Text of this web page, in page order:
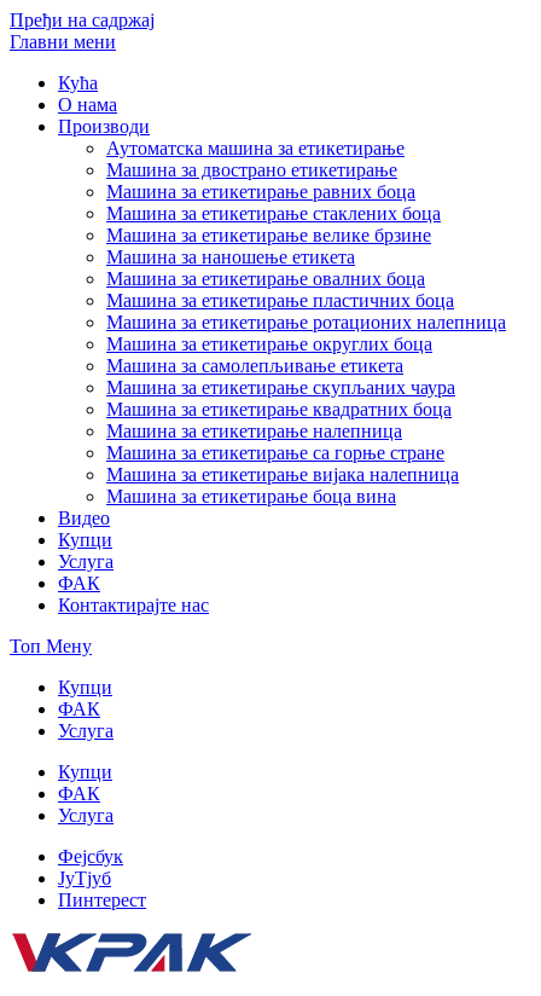
Пређи на садржај
Главни мени
Кућа
О нама
Производи
Аутоматска машина за етикетирање
Машина за двострано етикетирање
Машина за етикетирање равних боца
Машина за етикетирање стаклених боца
Машина за етикетирање велике брзине
Машина за наношење етикета
Машина за етикетирање овалних боца
Машина за етикетирање пластичних боца
Машина за етикетирање ротационих налепница
Машина за етикетирање округлих боца
Машина за самолепљивање етикета
Машина за етикетирање скупљаних чаура
Машина за етикетирање квадратних боца
Машина за етикетирање налепница
Машина за етикетирање са горње стране
Машина за етикетирање вијака налепница
Машина за етикетирање боца вина
Видео
Купци
Услуга
ФАК
Контактирајте нас
Топ Мену
Купци
ФАК
Услуга
Купци
ФАК
Услуга
Фејсбук
ЈуТјуб
Пинтерест